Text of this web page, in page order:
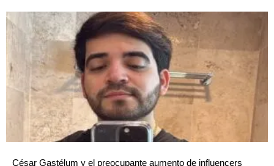
César Gastélum y el preocupante aumento de influencers